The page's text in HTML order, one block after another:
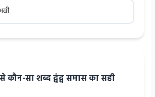
कौन-सा शब्द द्वंद्व समास का सही